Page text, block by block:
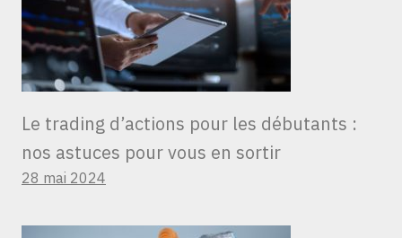
Le trading d’actions pour les débutants :
nos astuces pour vous en sortir
28 mai 2024